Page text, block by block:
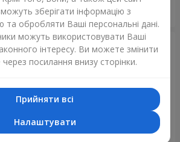
Замовити
зберігати інформацію з
обробляти Ваші персональні дані.
можуть використовувати Ваші
інтересу. Ви можете змінити
через посилання внизу сторінки.
Прийняти всі
Налаштувати